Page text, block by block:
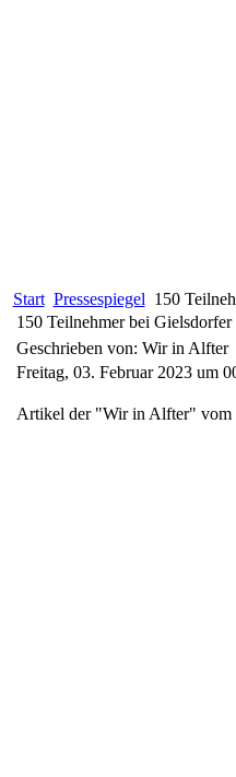
Start Pressespiegel 150
150 Teilnehmer bei
Geschrieben von: Wir in Alfter
Freitag, 03. Februar 2023 um
Artikel der "Wir in Alfter" vom